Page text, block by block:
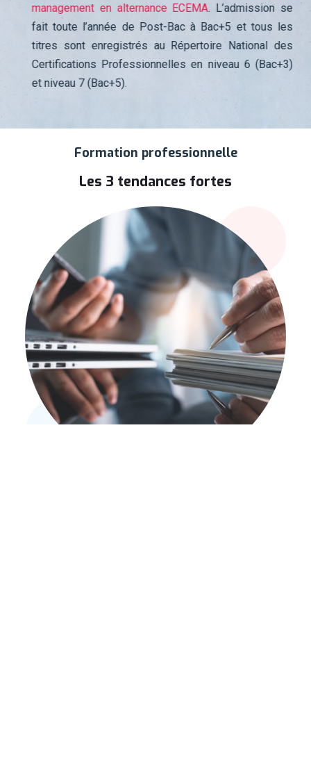
management en alternance ECEMA. L’admission se
fait toute l’année de Post-Bac à Bac+5 et tous les
titres sont enregistrés au Répertoire National des
Certifications Professionnelles en niveau 6 (Bac+3)
et niveau 7 (Bac+5).
Formation professionnelle
Les 3 tendances fortes